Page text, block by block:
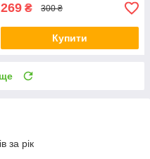
269 ₴ 300 ₴
Купити
за рік